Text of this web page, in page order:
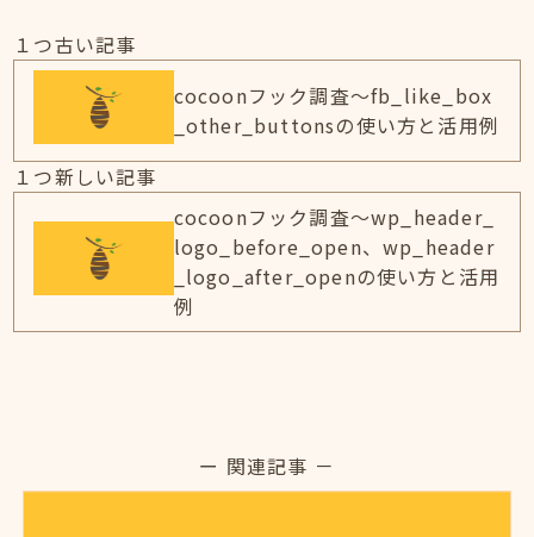
１つ古い記事
cocoonフック調査～fb_like_box
_other_buttonsの使い方と活用例
１つ新しい記事
cocoonフック調査～wp_header_
logo_before_open、wp_header
_logo_after_openの使い方と活用
例
ー 関連記事 －